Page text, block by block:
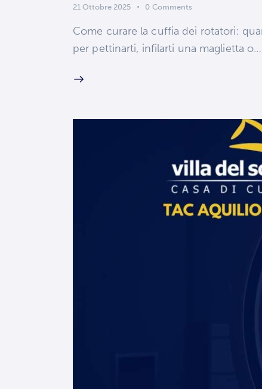
21 Ottobre 2025 0 Comments
Come curare la cuffia dei rotatori:
per pettinarti, infilarti una maglietta o…